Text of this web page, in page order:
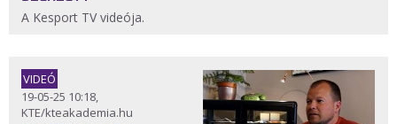
A Kesport TV videója.
VIDEÓ
19-05-25 10:18,
KTE/kteakademia.hu